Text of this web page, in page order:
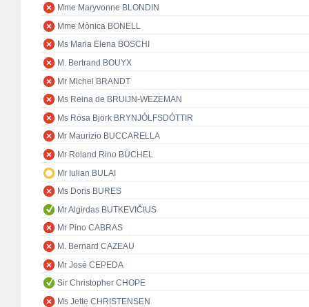
Mme Maryvonne BLONDIN
Mme Mònica BONELL
Ms Maria Elena BOSCHI
M. Bertrand BOUYX
Mr Michel BRANDT
Ms Reina de BRUIJN-WEZEMAN
Ms Rósa Björk BRYNJÓLFSDÓTTIR
Mr Maurizio BUCCARELLA
Mr Roland Rino BÜCHEL
Mr Iulian BULAI
Ms Doris BURES
Mr Algirdas BUTKEVIČIUS
Mr Pino CABRAS
M. Bernard CAZEAU
Mr José CEPEDA
Sir Christopher CHOPE
Ms Jette CHRISTENSEN